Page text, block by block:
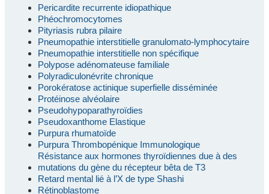
Pericardite recurrente idiopathique
Phéochromocytomes
Pityriasis rubra pilaire
Pneumopathie interstitielle granulomato-lymphocytaire
Pneumopathie interstitielle non spécifique
Polypose adénomateuse familiale
Polyradiculonévrite chronique
Porokératose actinique superfielle disséminée
Protéinose alvéolaire
Pseudohypoparathyroïdies
Pseudoxanthome Elastique
Purpura rhumatoïde
Purpura Thrombopénique Immunologique
Résistance aux hormones thyroïdiennes due à des
mutations du gène du récepteur bêta de T3
Retard mental lié à l’X de type Shashi
Rétinoblastome